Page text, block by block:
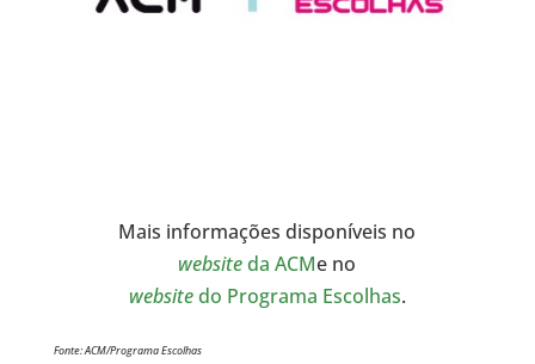
Mais informações disponíveis no
websiteda ACMe no
websitedo Programa Escolhas.
Fonte: ACM/Programa Escolhas